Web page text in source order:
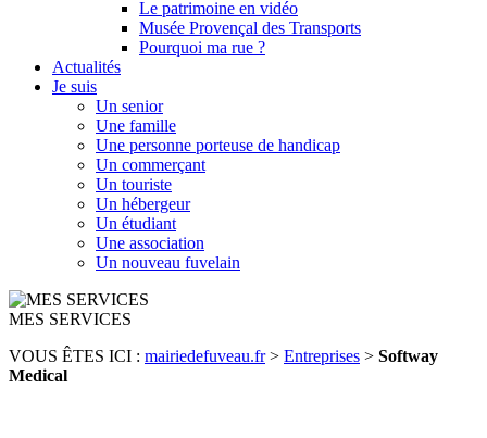
Le patrimoine en vidéo
Musée Provençal des Transports
Pourquoi ma rue ?
Actualités
Je suis
Un senior
Une famille
Une personne porteuse de handicap
Un commerçant
Un touriste
Un hébergeur
Un étudiant
Une association
Un nouveau fuvelain
MES SERVICES
VOUS ÊTES ICI : mairiedefuveau.fr> Entreprises > Softway
Medical